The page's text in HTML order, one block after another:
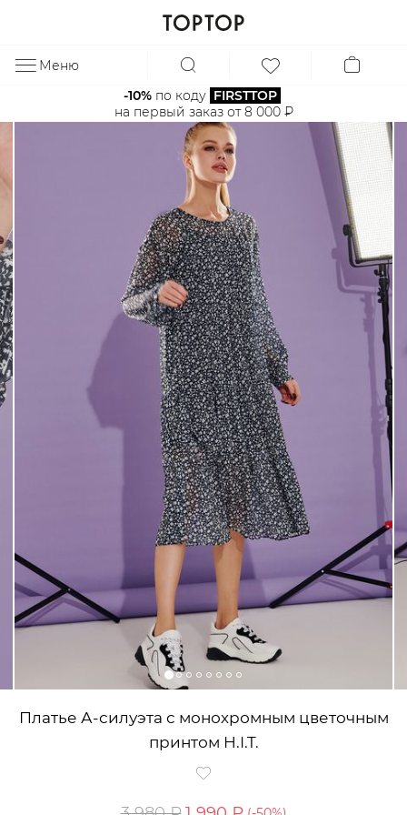
Меню
-10% по коду FIRSTTOP
на первый заказ от 8 000 ₽
Платье А-силуэта с монохромным цветочным
принтом H.I.T.